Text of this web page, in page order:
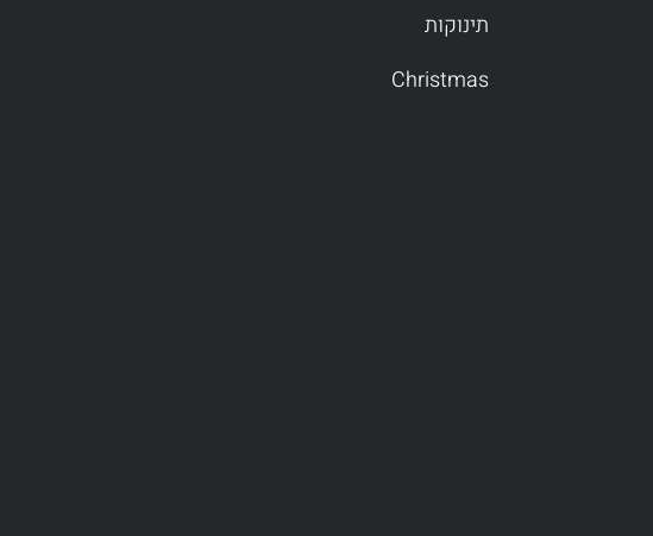
תינוקות
Christmas